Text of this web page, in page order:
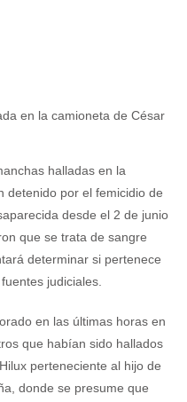
halladas en la
detenido por el femicidio de
desde el 2 de junio
que se trata de sangre
determinar si pertenece
judiciales.
en las últimas horas en
que habían sido hallados
perteneciente al hijo de
donde se presume que